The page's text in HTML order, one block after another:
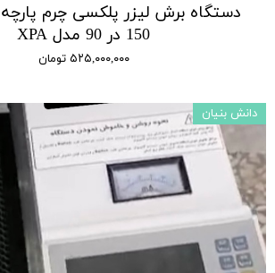
دستگاه برش لیزر پلکسی چرم
150 در 90 مدل XPA
۵۲۵,۰۰۰,۰۰۰ تومان
دانش بنیان